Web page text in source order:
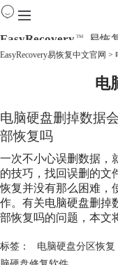
EasyRecovery TM 易恢
下载
购买
教程
线下数据恢复
EasyRecovery易恢复中文官网 >
电
电脑硬盘删掉数据
部恢复吗
一次不小心误删数据，
的技巧，找回误删的文
恢复并没有那么困难，
作。有关电脑硬盘删掉
部恢复吗的问题，本文
标签： 电脑硬盘分区恢复